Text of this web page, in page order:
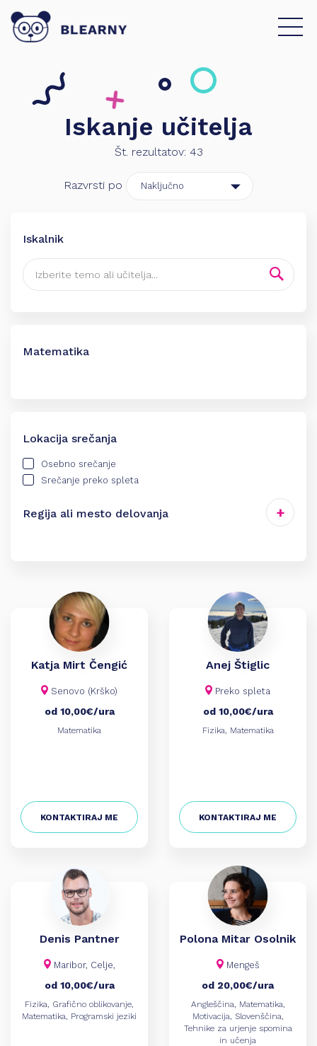
Iskanje učitelja
Št. rezultatov: 43
Razvrsti po
Iskalnik
Matematika
Osnovna šola
Lokacija srečanja
Osebno srečanje
Srečanje preko spleta
Regija ali mesto delovanja
Kamnik
Koper
Koroška
Krško
Ljubljana
Murska Sobota
Nova Gorica
Podravska
Pomurska
Posavska
Savinjska
Štajerska
Zasavska
Katja Mirt Čengić
Senovo (Krško)
od 10,00€/ura
Matematika
KONTAKTIRAJ ME
Anej Štiglic
Preko spleta
od 10,00€/ura
Fizika, Matematika
KONTAKTIRAJ ME
Denis Pantner
Maribor, Celje,
od 10,00€/ura
Fizika, Grafično oblikovanje,
Matematika, Programski jeziki
Polona Mitar Osolnik
Mengeš
od 20,00€/ura
Angleščina, Matematika,
Motivacija, Slovenščina,
Tehnike za urjenje spomina
in učenja